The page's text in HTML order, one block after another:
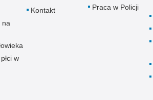
na
w
Kontakt
Praca w Policji